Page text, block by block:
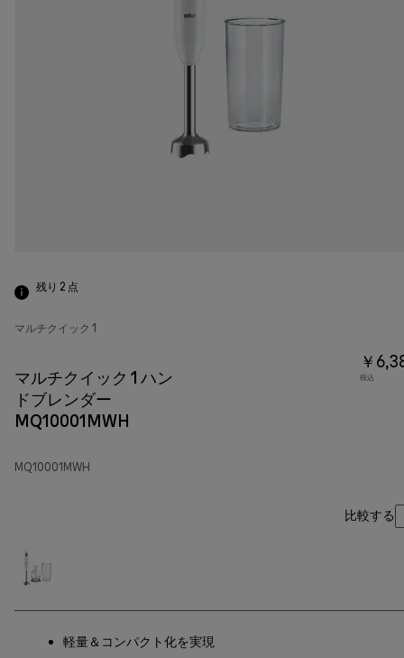
残り 2 点
マルチクイック 1
マルチクイック 1 ハン
ドブレンダー
MQ10001MWH
MQ10001MWH
￥
税込
比較する
軽量＆コンパクト化を実現